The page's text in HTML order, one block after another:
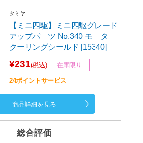
タミヤ
【ミニ四駆】ミニ四駆グレード
アップパーツ No.340 モーター
クーリングシールド [15340]
¥231(税込) 在庫限り
24ポイントサービス
商品詳細を見る
総合評価